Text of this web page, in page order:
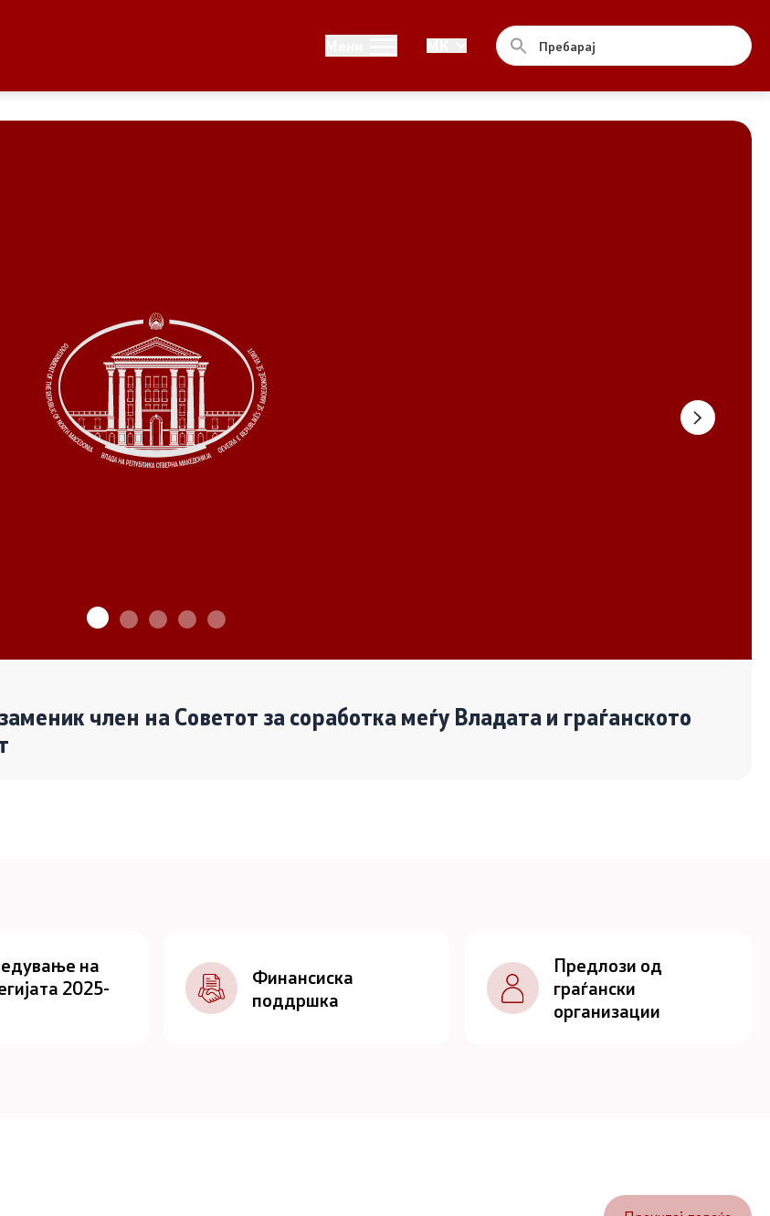
Совет
и граѓанскиот
Финансиска поддршка
Прегледи
Програми
член на Советот за соработка меѓу Владата и граѓанското
на
2025-
Финансиска
поддршка
Предлози од
граѓански
организации